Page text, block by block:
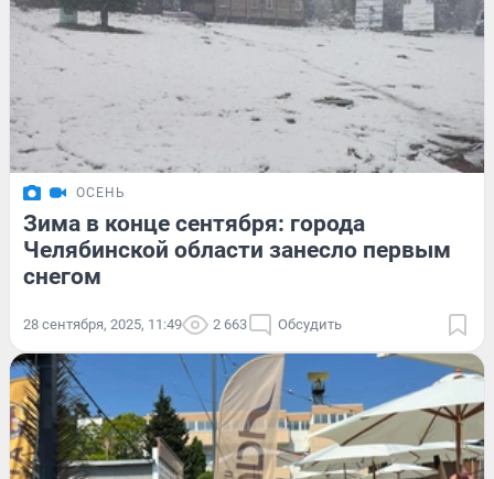
ОСЕНЬ
Зима в конце сентября: города
Челябинской области занесло первым
снегом
28 сентября, 2025, 11:49 2 663 Обсудить